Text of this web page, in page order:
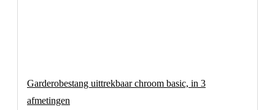
Garderobestang uittrekbaar chroom basic, in 3
afmetingen